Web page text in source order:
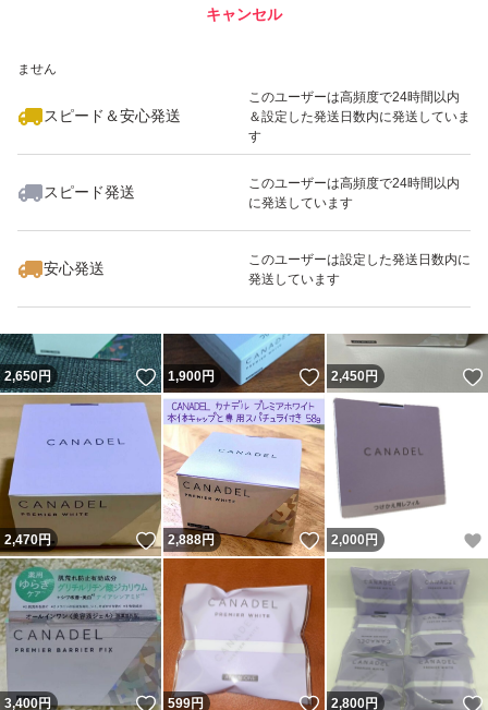
ません
スピード＆安心発送
このユーザーは高頻度で24時間以内
＆設定した発送日数内に発送していま
す
スピード発送
このユーザーは高頻度で24時間以内
に発送しています
安心発送
このユーザーは設定した発送日数内に
発送しています
キャンセル
いいね！
2,000
2,650円 いいね！
1,900円 いいね！
2,450円
2,470円 いいね！
2,888円 いいね！
2,000 円
3,400円 いいね！
599円 いいね！
2,800円